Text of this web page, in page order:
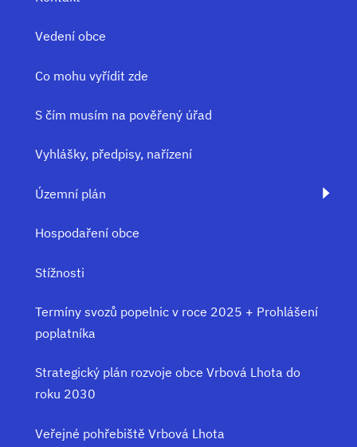
Vedení obce
Co mohu vyřídit zde
S čím musím na pověřený úřad
Vyhlášky, předpisy, nařízení
Územní plán
Hospodaření obce
Stížnosti
Termíny svozů popelnic v roce 2025 + Prohlášení
poplatníka
Strategický plán rozvoje obce Vrbová Lhota do
roku 2030
Veřejné pohřebiště Vrbová Lhota